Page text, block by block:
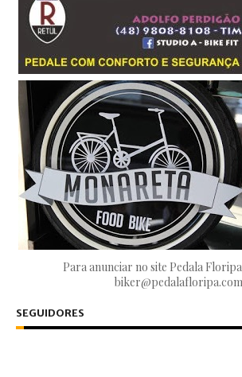
Para anunciar no site Pedala
biker@pedalafloripa.com
SEGUIDORES